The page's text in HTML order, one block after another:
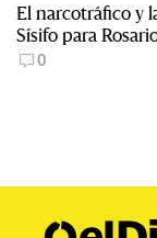
El narcotráfico y
Sísifo para
0